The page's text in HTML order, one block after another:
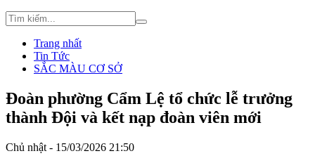
Trang nhất
Tin Tức
SẮC MÀU CƠ SỞ
Đoàn phường Cẩm Lệ tổ chức lễ trưởng
thành Đội và kết nạp đoàn viên mới
Chủ nhật - 15/03/2026 21:50